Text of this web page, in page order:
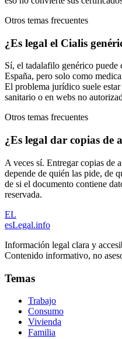
Otros temas frecuentes
¿Es legal el Cialis
Sí, el tadalafilo genérico puede
España, pero solo como
El problema jurídico suele
sanitario o en webs no
Otros temas frecuentes
¿Es legal dar copias de
A veces sí. Entregar copias de
depende de quién las pide, de
de si el documento contiene
reservada.
EL
esLegal.info
Información legal clara y
Contenido informativo, no
Temas
Trabajo
Consumo
Vivienda
Familia